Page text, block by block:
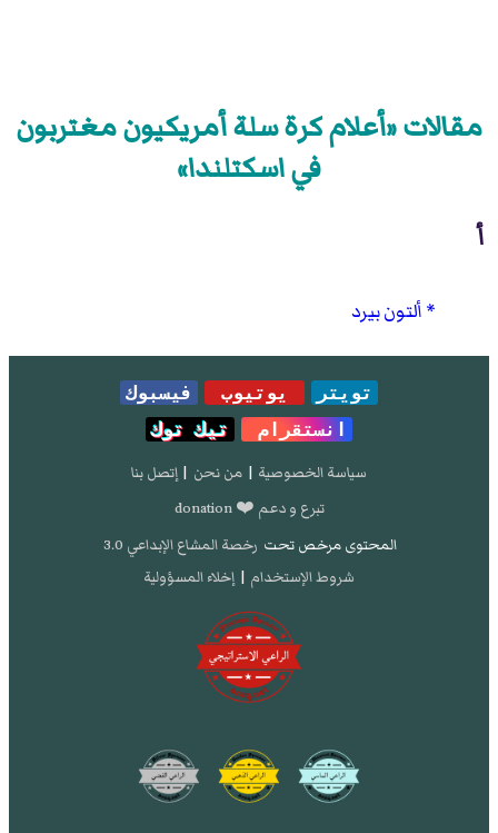
مقالات «أعلام كرة سلة أمريكيون مغتربون
في اسكتلندا»
أ
ألتون بيرد
تويتر يوتيوب
فيسبوك
انستقرام
تيك توك
سياسة الخصوصية | من نحن | إتصل بنا
تبرع و دعم ❤️ donation
المحتوى مرخص تحت رخصة المشاع الإبداعي 3.0
شروط الإستخدام | إخلاء المسؤولية